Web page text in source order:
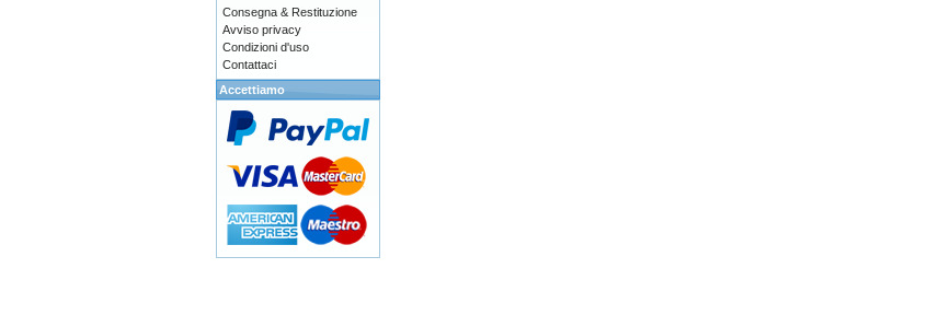
Consegna & Restituzione
Avviso privacy
Condizioni d'uso
Contattaci
Accettiamo